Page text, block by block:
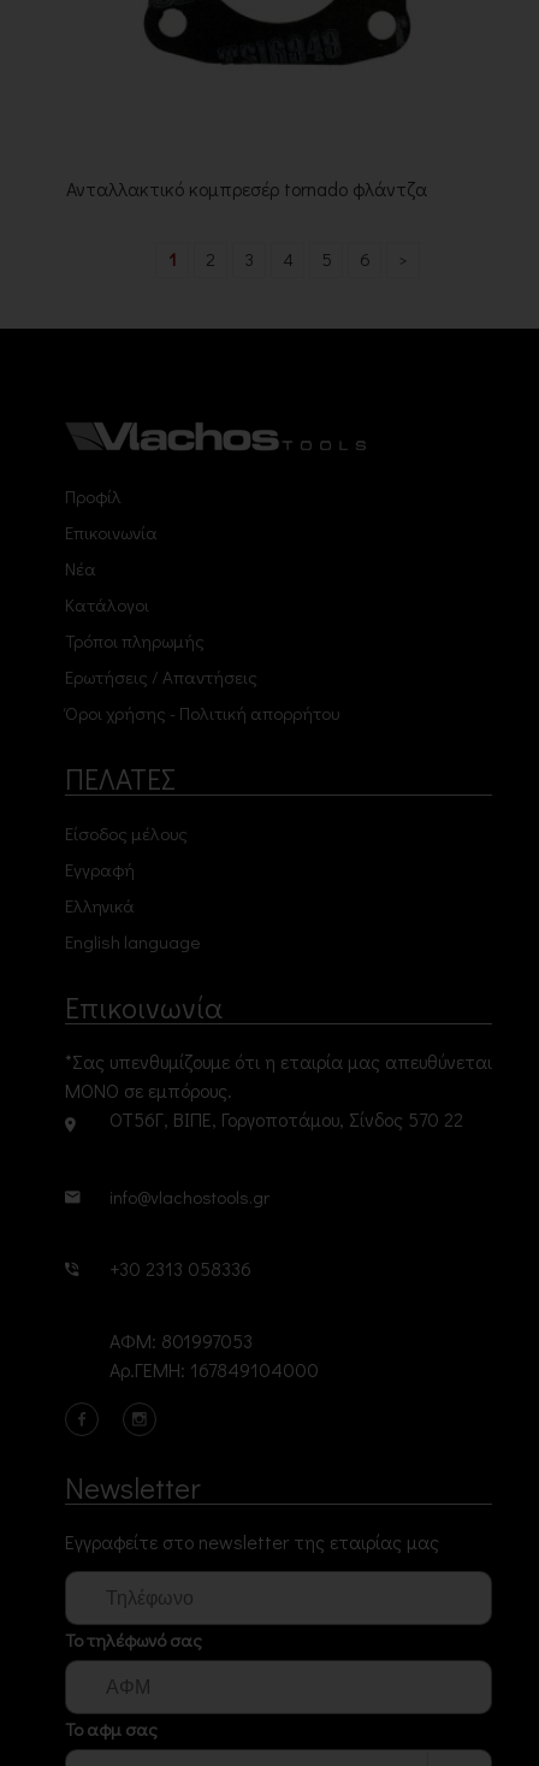
Ανταλλακτικό κομπρεσέρ tornado φλάντζα
1 2 3 4 5 6 >
Προφίλ
Επικοινωνία
Νέα
Κατάλογοι
Τρόποι πληρωμής
Ερωτήσεις / Απαντήσεις
Όροι χρήσης - Πολιτική απορρήτου
ΠΕΛΑΤΕΣ
Είσοδος μέλους
Εγγραφή
Ελληνικά
English language
Επικοινωνία
*Σας υπενθυμίζουμε ότι η εταιρία μας απευθύνεται
ΜΟΝΟ σε εμπόρους.
ΟΤ56Γ, ΒΙΠΕ, Γοργοποτάμου, Σίνδος 570 22
info@vlachostools.gr
+30 2313 058336
ΑΦΜ: 801997053
Αρ.ΓΕΜΗ: 167849104000
Newsletter
Εγγραφείτε στο newsletter της εταιρίας μας
Το τηλέφωνό σας
Το αφμ σας